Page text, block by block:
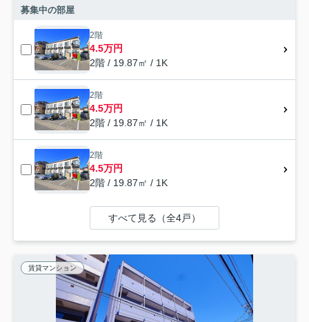
募集中の部屋
2階
4.5万円
2階 / 19.87㎡ / 1K
2階
4.5万円
2階 / 19.87㎡ / 1K
2階
4.5万円
2階 / 19.87㎡ / 1K
すべて見る（全4戸）
賃貸マンション